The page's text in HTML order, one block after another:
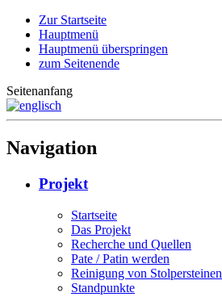
Zur Startseite
Hauptmenü
Hauptmenü überspringen
zum Seitenende
Seitenanfang
Navigation
Projekt
Startseite
Das Projekt
Recherche und Quellen
Pate / Patin werden
Reinigung von Stolpersteinen
Standpunkte